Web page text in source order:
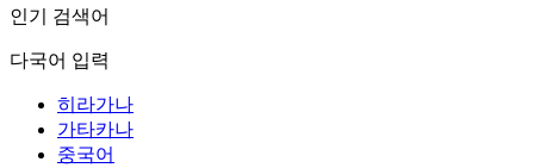
인기 검색어
다국어 입력
히라가나
가타카나
중국어